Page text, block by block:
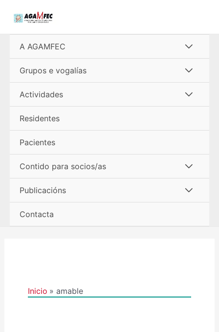
A AGAMFEC
menú
Grupos e vogalías
menú
Actividades
Residentes
Pacientes
Contido para socios/as
menú
Publicacións
Contacta
Inicio amable